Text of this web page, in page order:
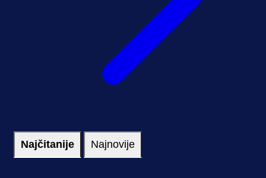
Najčitanije Najnovije